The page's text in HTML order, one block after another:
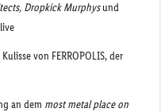
Dropkick Murphysund
live
von FERROPOLIS, der
an dem most metal place on